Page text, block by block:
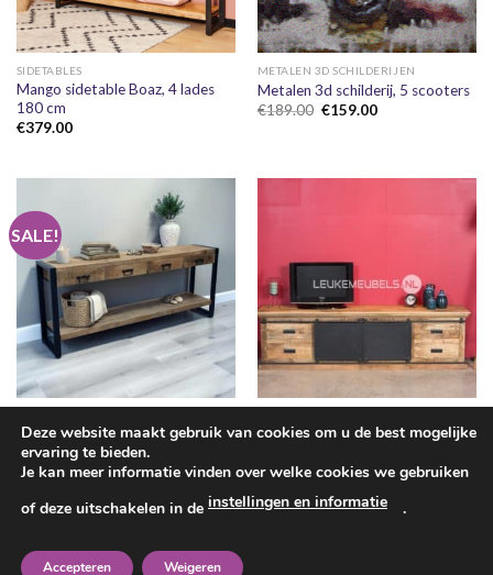
SIDETABLES
Mango sidetable Boaz, 4 lades
180 cm
€379.00
METALEN 3D SCHILDERIJEN
Metalen 3d schilderij, 5 scooters
€189.00 Oorspronkelijke
€159.00Huidige
SALE!
Sidetable Bueno-Mango 4 lades
€339.00 Oorspronkelijke
prijs
was:
€289.00Huidige
prijs
is:
Tv meubel ‘Emma’ 180 cm,
€475.00
1
Deze website maakt gebruik van cookies om u de best mogelijke
ervaring te bieden.
Je kan meer informatie vinden over welke cookies we gebruiken
of deze uitschakelen in de instellingen en informatie .
Accepteren Weigeren